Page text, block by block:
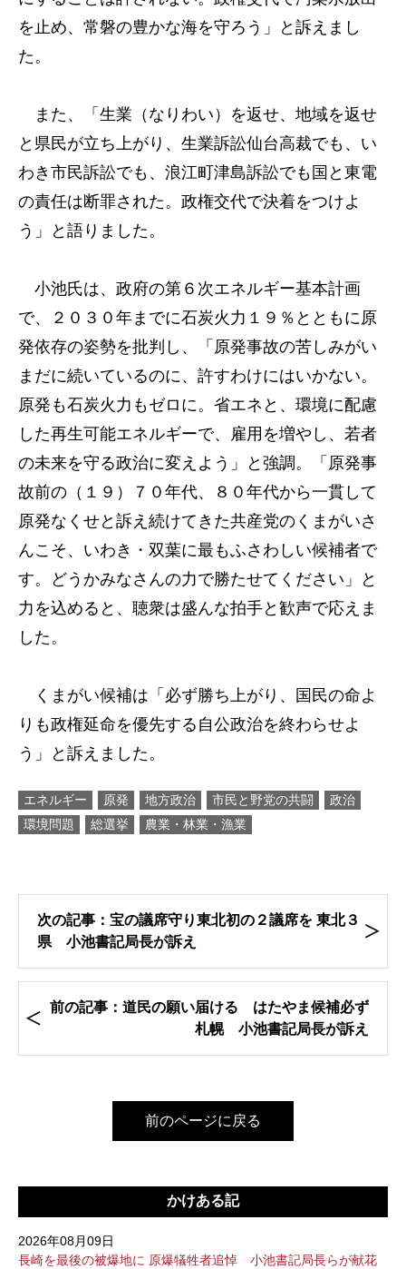
を止め、常磐の豊かな海を守ろう」と訴えまし
た。
また、「生業（なりわい）を返せ、地域を返せ
と県民が立ち上がり、生業訴訟仙台高裁でも、い
わき市民訴訟でも、浪江町津島訴訟でも国と東電
の責任は断罪された。政権交代で決着をつけよ
う」と語りました。
小池氏は、政府の第６次エネルギー基本計画
で、２０３０年までに石炭火力１９％とともに原
発依存の姿勢を批判し、「原発事故の苦しみがい
まだに続いているのに、許すわけにはいかない。
原発も石炭火力もゼロに。省エネと、環境に配慮
した再生可能エネルギーで、雇用を増やし、若者
の未来を守る政治に変えよう」と強調。「原発事
故前の（１９）７０年代、８０年代から一貫して
原発なくせと訴え続けてきた共産党のくまがいさ
んこそ、いわき・双葉に最もふさわしい候補者で
す。どうかみなさんの力で勝たせてください」と
力を込めると、聴衆は盛んな拍手と歓声で応えま
した。
くまがい候補は「必ず勝ち上がり、国民の命よ
りも政権延命を優先する自公政治を終わらせよ
う」と訴えました。
エネルギー 原発 地方政治 市民と野党の共闘
政治
環境問題
総選挙 農業・林業・漁業
次の記事：宝の議席守り東北初の２議席を 東北３
県 小池書記局長が訴え
前の記事：道民の願い届ける はたやま候補必ず
札幌 小池書記局長が訴え
前のページに戻る
かけある記
2026年08月09日
長崎を最後の被爆地に 原爆犠牲者追悼 小池書記局長らが献花